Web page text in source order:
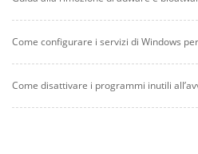
Come configurare i servizi di Windows
Come disattivare i programmi inutili